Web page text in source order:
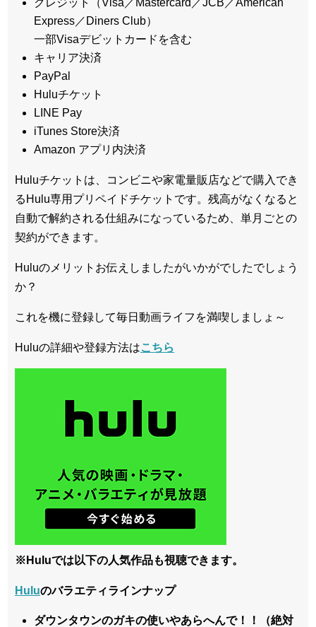
クレジット（Visa／Mastercard／JCB／American
Express／Diners Club）
一部Visaデビットカードを含む
キャリア決済
PayPal
Huluチケット
LINE Pay
iTunes Store決済
Amazon アプリ内決済
Huluチケットは、コンビニや家電量販店などで購入でき
るHulu専用プリペイドチケットです。残高がなくなると
自動で解約される仕組みになっているため、単月ごとの
契約ができます。
Huluのメリットお伝えしましたがいかがでしたでしょう
か？
これを機に登録して毎日動画ライフを満喫しましょ～
Huluの詳細や登録方法はこちら
※Huluでは以下の人気作品も視聴できます。
Huluのバラエティラインナップ
ダウンタウンのガキの使いやあらへんで！！（絶対